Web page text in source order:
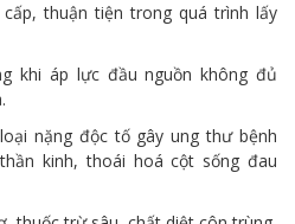
thuận tiện trong quá trình lấy
khi áp lực đầu nguồn không đủ
nặng độc tố gây ung thư bệnh
kinh, thoái hoá cột sống đau